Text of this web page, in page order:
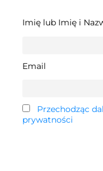
Imię lub Imię i
Email
Przechodząc
prywatności